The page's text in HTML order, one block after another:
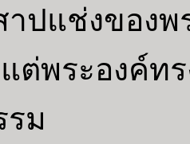
ปแช่งของพ
พระองค์ทร
ม